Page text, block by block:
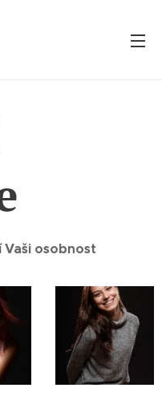
osobnost